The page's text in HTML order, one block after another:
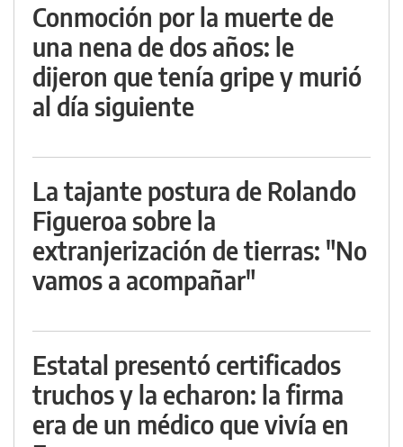
Conmoción por la muerte de
una nena de dos años: le
dijeron que tenía gripe y murió
al día siguiente
La tajante postura de Rolando
Figueroa sobre la
extranjerización de tierras: "No
vamos a acompañar"
Estatal presentó certificados
truchos y la echaron: la firma
era de un médico que vivía en